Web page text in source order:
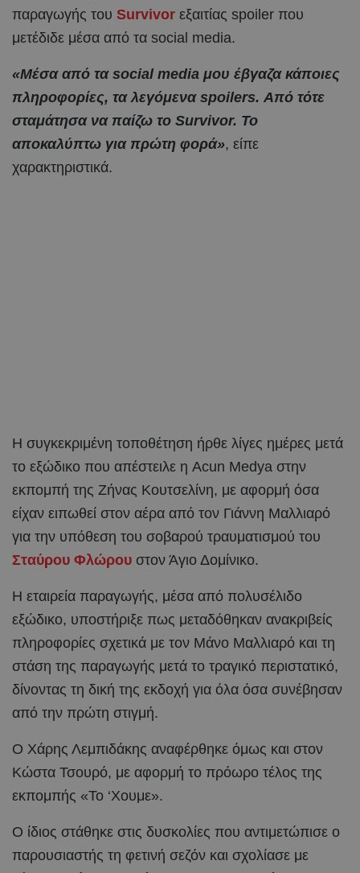
παραγωγής του Survivor εξαιτίας spoiler που
μετέδιδε μέσα από τα social media.
«Μέσα από τα social media μου έβγαζα κάποιες
πληροφορίες, τα λεγόμενα spoilers. Από τότε
σταμάτησα να παίζω το Survivor. Το
αποκαλύπτω για πρώτη φορά», είπε
χαρακτηριστικά.
Η συγκεκριμένη τοποθέτηση ήρθε λίγες ημέρες μετά
το εξώδικο που απέστειλε η Acun Medya στην
εκπομπή της Ζήνας Κουτσελίνη, με αφορμή όσα
είχαν ειπωθεί στον αέρα από τον Γιάννη Μαλλιαρό
για την υπόθεση του σοβαρού τραυματισμού του
Σταύρου Φλώρου στον Άγιο Δομίνικο.
Η εταιρεία παραγωγής, μέσα από πολυσέλιδο
εξώδικο, υποστήριξε πως μεταδόθηκαν ανακριβείς
πληροφορίες σχετικά με τον Μάνο Μαλλιαρό και τη
στάση της παραγωγής μετά το τραγικό περιστατικό,
δίνοντας τη δική της εκδοχή για όλα όσα συνέβησαν
από την πρώτη στιγμή.
Ο Χάρης Λεμπιδάκης αναφέρθηκε όμως και στον
Κώστα Τσουρό, με αφορμή το πρόωρο τέλος της
εκπομπής «Το ‘Χουμε».
Ο ίδιος στάθηκε στις δυσκολίες που αντιμετώπισε ο
παρουσιαστής τη φετινή σεζόν και σχολίασε με